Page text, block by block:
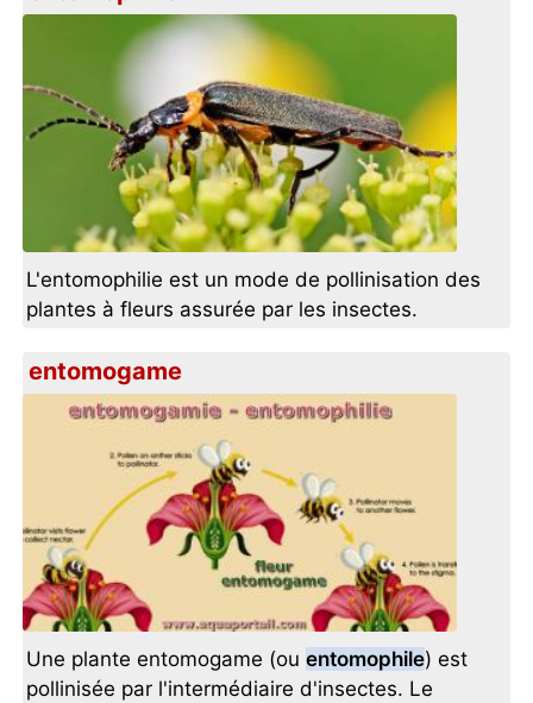
L'entomophilie est un mode de pollinisation des
plantes à fleurs assurée par les insectes.
entomogame
Une plante entomogame (ouentomophile) est
pollinisée par l'intermédiaire d'insectes. Le